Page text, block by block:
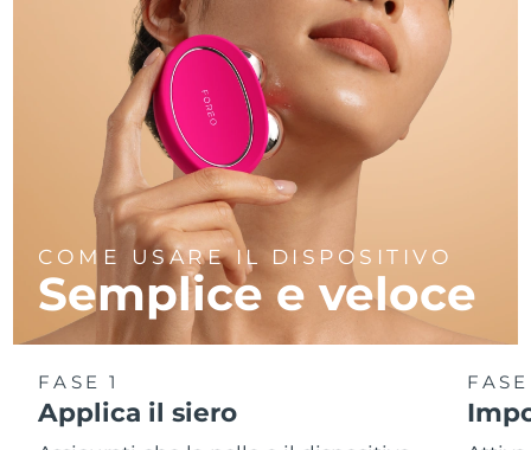
COME USARE IL DISPOSITIVO
Semplice e veloce
FASE 1
Applica il siero